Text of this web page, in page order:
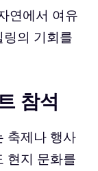
연에서 여유
의 기회를
참석
축제나 행사
현지 문화를